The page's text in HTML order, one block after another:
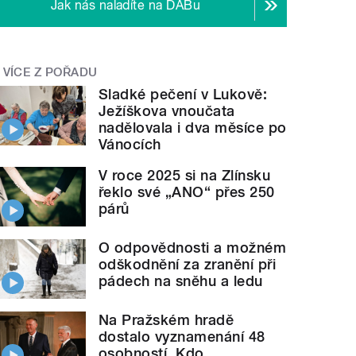
Jak nás naladíte na DABu
VÍCE Z POŘADU
Sladké pečení v Lukově:
Ježíškova vnoučata
nadělovala i dva měsíce po
Vánocích
V roce 2025 si na Zlínsku
řeklo své „ANO“ přes 250
párů
O odpovědnosti a možném
odškodnění za zranění při
pádech na sněhu a ledu
Na Pražském hradě
dostalo vyznamenání 48